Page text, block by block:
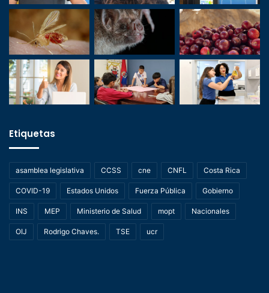
Etiquetas
asamblea legislativa CCSS cne CNFL Costa Rica
COVID-19 Estados Unidos Fuerza Pública Gobierno
INS MEP Ministerio de Salud mopt Nacionales
OIJ Rodrigo Chaves. TSE ucr